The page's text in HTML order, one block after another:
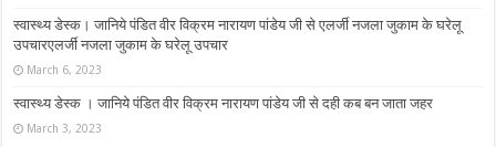
स्वास्थ्य डेस्क। जानिये पंडित वीर विक्रम नारायण पांडेय जी से एलर्जी नजला जुकाम के घरेलू
उपचारएलर्जी नजला जुकाम के घरेलू उपचार
March 6, 2023
स्वास्थ्य डेस्क । जानिये पंडित वीर विक्रम नारायण पांडेय जी से दही कब बन जाता जहर
March 3, 2023